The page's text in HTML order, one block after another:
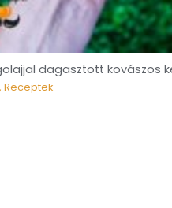
dagasztott kovászos
Receptek